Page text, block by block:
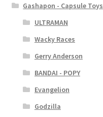
Gashapon - Capsule Toys
ULTRAMAN
Wacky Races
Gerry Anderson
BANDAI - POPY
Evangelion
Godzilla